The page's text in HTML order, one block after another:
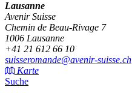
Lausanne
Avenir Suisse
Chemin de Beau-Rivage 7
1006 Lausanne
+41 21 612 66 10
suisseromande@avenir-suisse.ch
Karte
Suche